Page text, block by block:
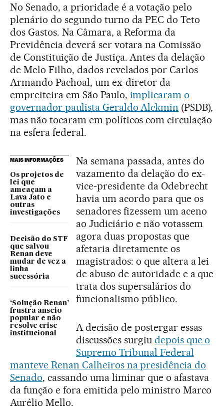
No Senado, a prioridade é a votação pelo
plenário do segundo turno da PEC do Teto
dos Gastos. Na Câmara, a Reforma da
Previdência deverá ser votara na Comissão
de Constituição de Justiça. Antes da delação
de Melo Filho, dados revelados por Carlos
Armando Pachoal, um ex-diretor da
empreiteira em São Paulo, implicaram o
governador paulista Geraldo Alckmin (PSDB),
mas não tocaram em políticos com circulação
na esfera federal.
MAIS INFORMAÇÕES
Os projetos de
lei que
ameaçam a
Lava Jato e
outras
investigações
Decisão do STF
que salvou
Renan deve
mudar de vez a
linha
sucessória
‘Solução Renan’
frustra anseio
popular e não
resolve crise
institucional
Na semana passada, antes do
vazamento da delação do ex-
vice-presidente da Odebrecht
havia um acordo para que os
senadores fizessem um aceno
ao Judiciário e não votassem
agora duas propostas que
afetaria diretamente os
magistrados: o que altera a lei
de abuso de autoridade e a que
trata dos supersalários do
funcionalismo público.
A decisão de postergar essas
discussões surgiu depois que o
Supremo Tribunal Federal
manteve Renan Calheiros na presidência do
Senado, cassando uma liminar que o afastava
da função e fora emitida pelo ministro Marco
Aurélio Mello.